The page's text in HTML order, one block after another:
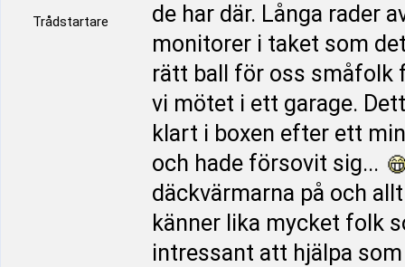
Trådstartare
de har där. Långa rader
monitorer i taket som
rätt ball för oss småfolk
vi mötet i ett garage.
klart i boxen efter ett
och hade försovit sig...
däckvärmarna på och
känner lika mycket folk
intressant att hjälpa